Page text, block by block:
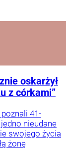
oskarżył
z córkami”
41-
nieudane
swojego życia
żonę